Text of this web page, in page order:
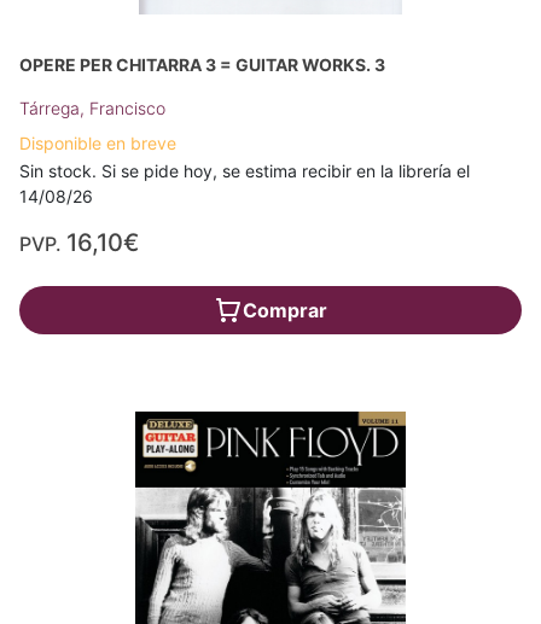
OPERE PER CHITARRA 3 = GUITAR WORKS. 3
Tárrega, Francisco
Disponible en breve
Sin stock. Si se pide hoy, se estima recibir en la librería el
14/08/26
PVP. 16,10€
Comprar